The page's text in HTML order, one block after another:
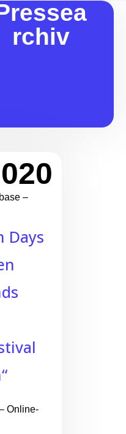
rchiv
–
Days
Online-